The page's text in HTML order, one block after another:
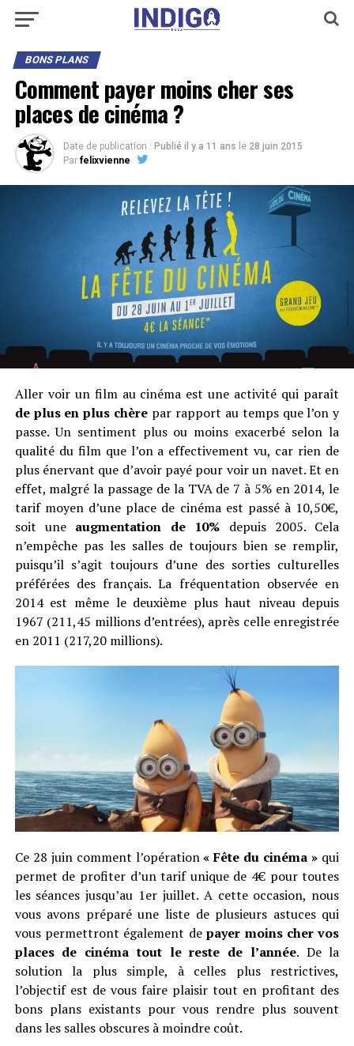
BONS PLANS
Comment payer moins cher ses
places de cinéma ?
Date de publication : Publié il y a 11 ans le 28 juin 2015
Par felixvienne
Aller voir un film au cinéma est une activité qui paraît
de plus en plus chère par rapport au temps que l’on y
passe. Un sentiment plus ou moins exacerbé selon la
qualité du film que l’on a effectivement vu, car rien de
plus énervant que d’avoir payé pour voir un navet. Et en
effet, malgré la passage de la TVA de 7 à 5% en 2014, le
tarif moyen d’une place de cinéma est passé à 10,50€,
soit une augmentation de 10% depuis 2005. Cela
n’empêche pas les salles de toujours bien se remplir,
puisqu’il s’agit toujours d’une des sorties culturelles
préférées des français. La fréquentation observée en
2014 est même le deuxième plus haut niveau depuis
1967 (211,45 millions d’entrées), après celle enregistrée
en 2011 (217,20 millions).
Ce 28 juin comment l’opération« Fête du cinéma » qui
permet de profiter d’un tarif unique de 4€ pour toutes
les séances jusqu’au 1er juillet. A cette occasion, nous
vous avons préparé une liste de plusieurs astuces qui
vous permettront également depayer moins cher vos
places de cinéma tout le reste de l’année. De la
solution la plus simple, à celles plus restrictives,
l’objectif est de vous faire plaisir tout en profitant des
bons plans existants pour vous rendre plus souvent
dans les salles obscures à moindre coût.